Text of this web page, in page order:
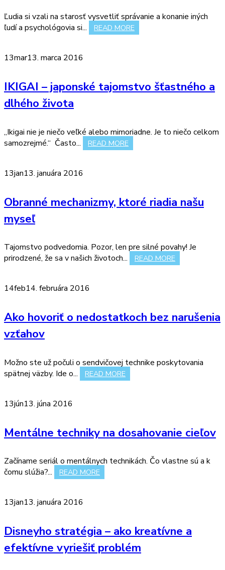
Ľudia si vzali na starosť vysvetliť správanie a konanie iných
ľudí a psychológovia si...
READ MORE
13mar13. marca 2016
IKIGAI – japonské tajomstvo šťastného a
dlhého života
„Ikigai nie je niečo veľké alebo mimoriadne. Je to niečo celkom
samozrejmé.“ Často...
READ MORE
13jan13. januára 2016
Obranné mechanizmy, ktoré riadia našu
myseľ
Tajomstvo podvedomia. Pozor, len pre silné povahy! Je
prirodzené, že sa v našich životoch...
READ MORE
14feb14. februára 2016
Ako hovoriť o nedostatkoch bez narušenia
vzťahov
Možno ste už počuli o sendvičovej technike poskytovania
spätnej väzby. Ide o...
READ MORE
13jún13. júna 2016
Mentálne techniky na dosahovanie cieľov
Začíname seriál o mentálnych technikách. Čo vlastne sú a k
čomu slúžia?...
READ MORE
13jan13. januára 2016
Disneyho stratégia – ako kreatívne a
efektívne vyriešiť problém